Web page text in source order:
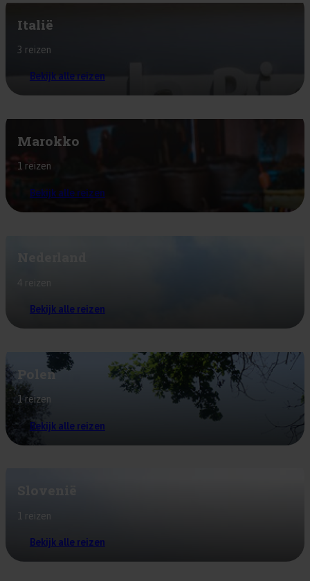
Italië
3 reizen
Bekijk alle reizen
Marokko
1 reizen
Bekijk alle reizen
4 reizen
Bekijk alle reizen
Polen
1 reizen
Bekijk alle reizen
1 reizen
Bekijk alle reizen